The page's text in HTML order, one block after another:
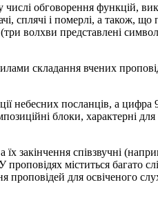
обговорення функцій,
сплячі і померлі, а також,
волхви представлені
складання вчених
небесних посланців, а цифра
блоки, характерні
їх закінчення співзвучні
міститься багато
проповідей для освіченого